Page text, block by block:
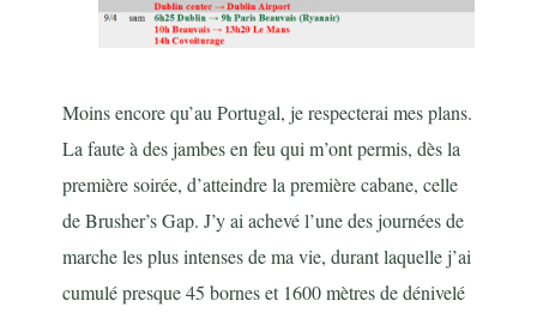
Moins encore qu’au Portugal, je respecterai mes plans.
La faute à des jambes en feu qui m’ont permis, dès la
première soirée, d’atteindre la première cabane, celle
de Brusher’s Gap. J’y ai achevé l’une des journées de
marche les plus intenses de ma vie, durant laquelle j’ai
cumulé presque 45 bornes et 1600 mètres de dénivelé